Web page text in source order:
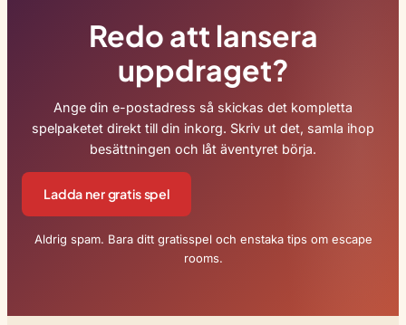
Redo att lansera
uppdraget?
Ange din e-postadress så skickas det kompletta
spelpaketet direkt till din inkorg. Skriv ut det, samla ihop
besättningen och låt äventyret börja.
Ladda ner gratis spel
Aldrig spam. Bara ditt gratisspel och enstaka tips om escape
rooms.